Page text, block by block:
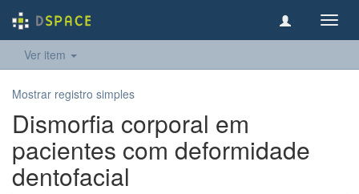
Ver item
Mostrar registro simples
Dismorfia corporal em
pacientes com deformidade
dentofacial